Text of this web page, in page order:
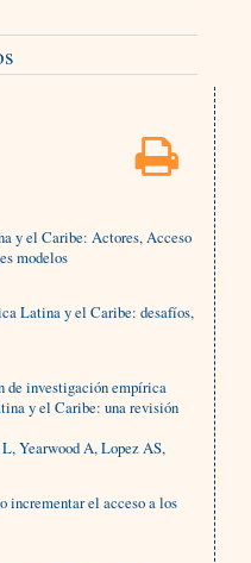
y el Caribe: Actores, Acceso
modelos
Latina y el Caribe: desafíos,
de investigación empírica
y el Caribe: una revisión
Yearwood A, Lopez AS,
incrementar el acceso a los